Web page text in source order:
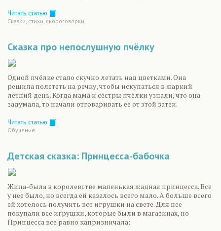
Читать статью
Сказки, стихи, скороговорки
Сказка про непослушную пчёлку
Одной пчёлке стало скучно летать над цветками. Она
решила полететь на речку, чтобы искупаться в жаркий
летний день. Когда мама и сёстры пчёлки узнали, что она
задумала, то начали отговаривать ее от этой затеи.
Читать статью
Обучение
Детская сказка: Принцесса-бабочка
Жила-была в королевстве маленькая жадная принцесса. Все
у нее было, но всегда ей казалось всего мало. А больше всего
ей хотелось получить все игрушки на свете. Для нее
покупали все игрушки, которые были в магазинах, но
Принцесса все равно капризничала: